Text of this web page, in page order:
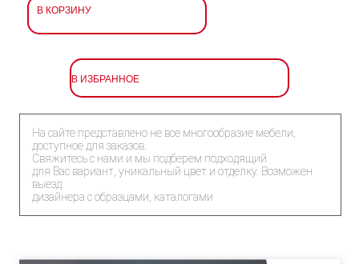
В КОРЗИНУ
В ИЗБРАННОЕ
На сайте представлено не все многообразие мебели,
доступное для заказов.
Свяжитесь с нами и мы подберем подходящий
для Вас вариант, уникальный цвет и отделку. Возможен
выезд
дизайнера с образцами, каталогами